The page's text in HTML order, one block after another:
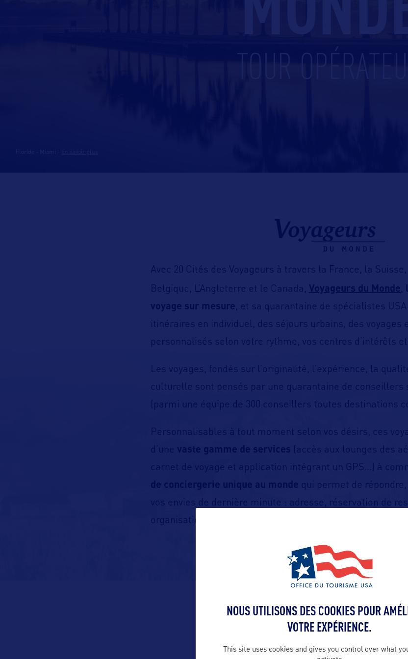
TOUR OPÉRATEUR
Avec 20 Cités des Voyageurs à travers la France, la Suisse,
Belgique, L’Angleterre et le Canada, Voyageurs du Monde,
voyage sur mesure, et sa quarantaine de spécialistes
itinéraires en individuel, des séjours urbains, des voyages
personnalisés selon votre rythme, vos centres d’intérêts
Les voyages, fondés sur l’originalité, l’expérience, la
culturelle sont pensés par une quarantaine de conseillers
(parmi une équipe de 300 conseillers toutes destinations
Personnalisables à tout moment selon vos désirs, ces
vaste gamme de services (accès aux lounges des
carnet de voyage et application intégrant un GPS…) à
de conciergerie unique au monde qui permet de
vos envies de dernière minute : adresse, réservation de
organisation d’un service….
ALLEZ PLUS LOIN
NOUS UTILISONS DES COOKIES POUR
VOTRE EXPÉRIENCE.
This site uses cookies and gives you control over what